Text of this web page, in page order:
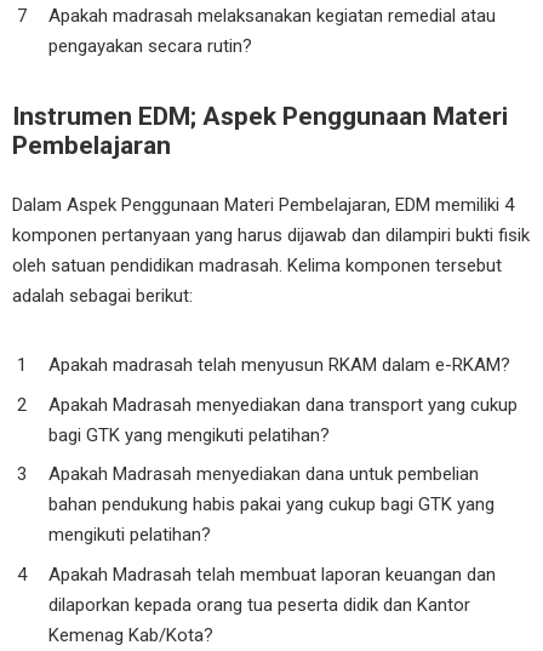
Apakah madrasah melaksanakan kegiatan remedial atau
pengayakan secara rutin?
Instrumen EDM; Aspek Penggunaan Materi
Pembelajaran
Dalam Aspek Penggunaan Materi Pembelajaran, EDM memiliki 4
komponen pertanyaan yang harus dijawab dan dilampiri bukti fisik
oleh satuan pendidikan madrasah. Kelima komponen tersebut
adalah sebagai berikut:
Apakah madrasah telah menyusun RKAM dalam e-RKAM?
Apakah Madrasah menyediakan dana transport yang cukup
bagi GTK yang mengikuti pelatihan?
Apakah Madrasah menyediakan dana untuk pembelian
bahan pendukung habis pakai yang cukup bagi GTK yang
mengikuti pelatihan?
Apakah Madrasah telah membuat laporan keuangan dan
dilaporkan kepada orang tua peserta didik dan Kantor
Kemenag Kab/Kota?